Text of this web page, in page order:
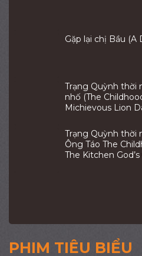
Gặp lại chị Bầu
Trạng Quỳnh thời
nhố (The
Michievous Lion
Trạng Quỳnh thời
Ông Táo The
The Kitchen God’s
PHIM TIÊU BIỂU